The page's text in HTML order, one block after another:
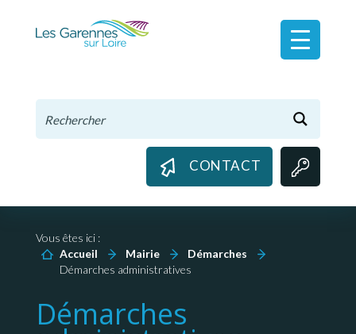
CONTACT
Vous êtes ici :
Accueil
Mairie
Démarches
Démarches administratives
Démarches